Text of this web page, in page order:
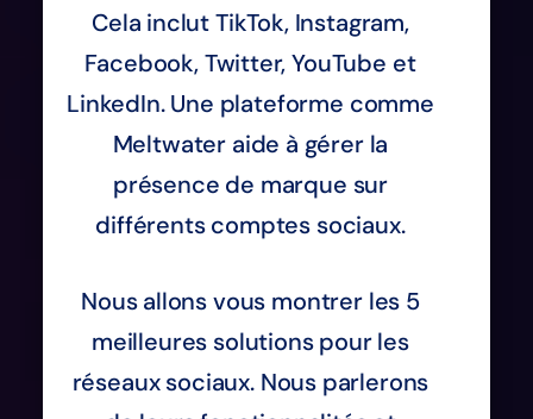
Cela inclut TikTok, Instagram,
Facebook, Twitter, YouTube et
LinkedIn. Une plateforme comme
Meltwater aide à gérer la
présence de marque sur
différents comptes sociaux.
Nous allons vous montrer les 5
meilleures solutions pour les
réseaux sociaux. Nous parlerons